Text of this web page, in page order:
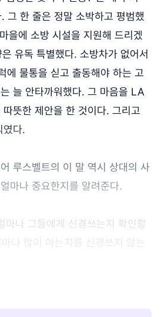
그 한 줄은 정말 소박하고 평범했
을에 소방 시설을 지원해 드리겠
유독 특별했다. 소방차가 없어서
에 물통을 싣고 출동해야 하는 고
늘 안타까워했다. 그 마음을 LA
뜻한 제안을 한 것이다. 그리고
였다.
루스벨트의 이 말 역시 상대의 사
마나 중요한지를 알려준다.
마나 그들에게 신경쓰는지 확인할
나 많이 아는지를 신경쓰지 않는